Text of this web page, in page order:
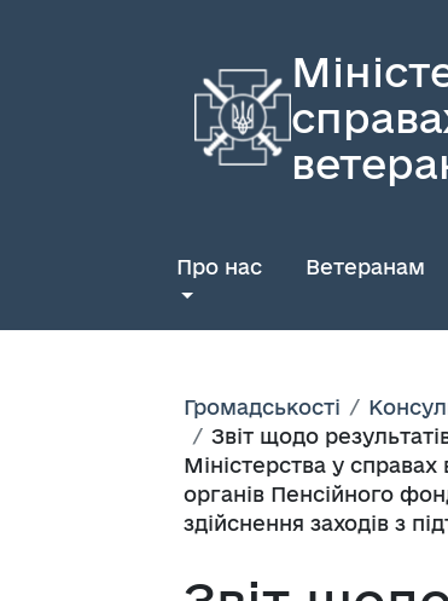
Про нас Ветеранам
Громадськості
Звіт щодо
Міністерства у
органів Пенсійного
здійснення заходів з